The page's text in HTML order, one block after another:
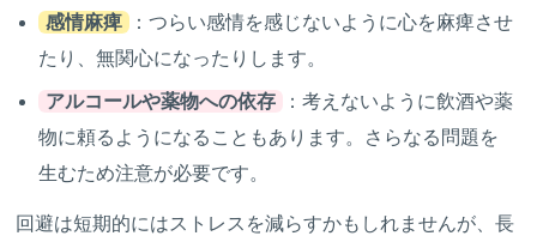
感情麻痺
：つらい感情を感じないように心を麻痺させ
たり、無関心になったりします。
アルコールや薬物への依存
：考えないように飲酒や薬
物に頼るようになることもあります。さらなる問題を
生むため注意が必要です。
回避は短期的にはストレスを減らすかもしれませんが、長